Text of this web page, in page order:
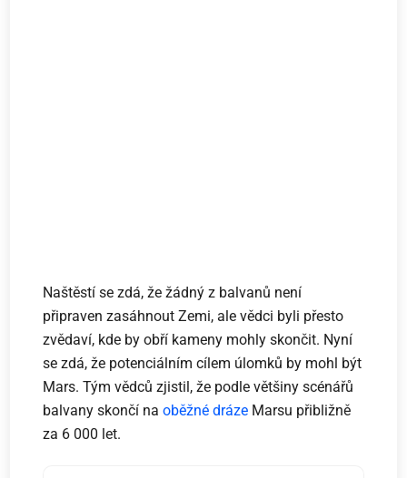
Naštěstí se zdá, že žádný z balvanů není
připraven zasáhnout Zemi, ale vědci byli přesto
zvědaví, kde by obří kameny mohly skončit. Nyní
se zdá, že potenciálním cílem úlomků by mohl být
Mars. Tým vědců zjistil, že podle většiny scénářů
balvany skončí naoběžné dráze Marsu přibližně
za 6 000 let.